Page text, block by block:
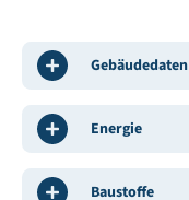
Gebäudedaten
Energie
Baustoffe